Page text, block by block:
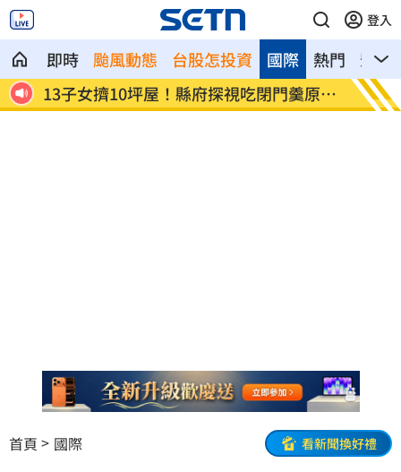
登入
即時 颱風動態 台股怎投資 熱門 影音
國際
因
蔡英文親自出馬 他曝民進黨「保5搶7」 垃圾
首頁 國際 看新聞換好禮